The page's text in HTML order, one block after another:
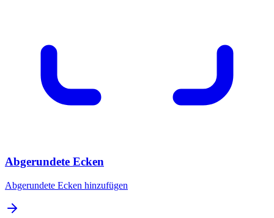
Abgerundete Ecken
Abgerundete Ecken hinzufügen